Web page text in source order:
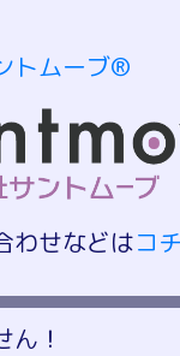
トムーブ®
わせなどはコ
ん！